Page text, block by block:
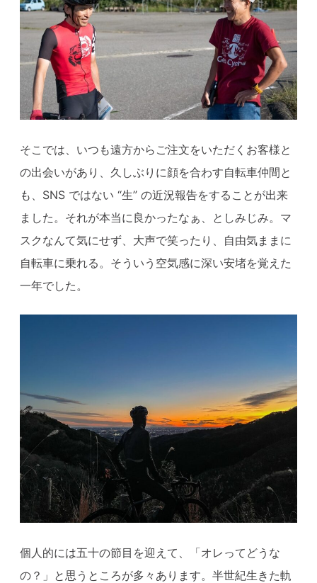
そこでは、いつも遠方からご注文をいただくお客様と
の出会いがあり、久しぶりに顔を合わす自転車仲間と
も、SNS ではない “生” の近況報告をすることが出来
ました。それが本当に良かったなぁ、としみじみ。マ
スクなんて気にせず、大声で笑ったり、自由気ままに
自転車に乗れる。そういう空気感に深い安堵を覚えた
一年でした。
個人的には五十の節目を迎えて、「オレってどうな
の？」と思うところが多々あります。半世紀生きた軌